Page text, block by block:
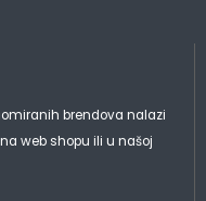
brendova nalazi
web shopu ili u našoj